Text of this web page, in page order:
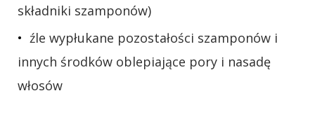
składniki szamponów)
źle wypłukane pozostałości szamponów i
innych środków oblepiające pory i nasadę
włosów